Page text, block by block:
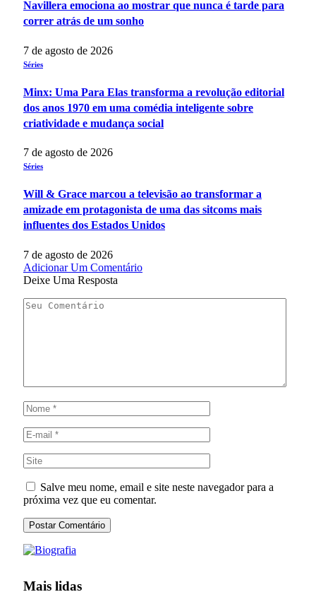
Navillera emociona ao mostrar que nunca é tarde para
correr atrás de um sonho
7 de agosto de 2026
Séries
Minx: Uma Para Elas transforma a revolução editorial
dos anos 1970 em uma comédia inteligente sobre
criatividade e mudança social
7 de agosto de 2026
Séries
Will & Grace marcou a televisão ao transformar a
amizade em protagonista de uma das sitcoms mais
influentes dos Estados Unidos
7 de agosto de 2026
Adicionar Um Comentário
Deixe Uma Resposta
Salve meu nome, email e site neste navegador para a
próxima vez que eu comentar.
Mais lidas